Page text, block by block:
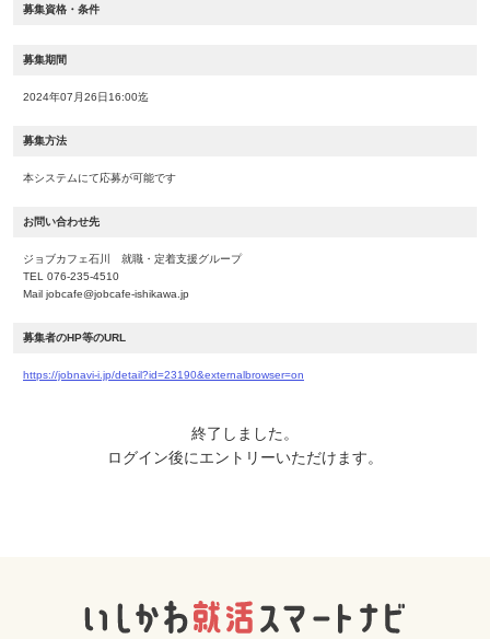
募集資格・条件
募集期間
2024年07月26日16:00迄
募集方法
本システムにて応募が可能です
お問い合わせ先
ジョブカフェ石川 就職・定着支援グループ
TEL 076-235-4510
Mail jobcafe@jobcafe-ishikawa.jp
募集者のHP等のURL
https://jobnavi-i.jp/detail?id=23190&externalbrowser=on
終了しました。
ログイン後にエントリーいただけます。